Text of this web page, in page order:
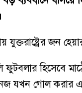
জন
হিসেবে
যখন গোল